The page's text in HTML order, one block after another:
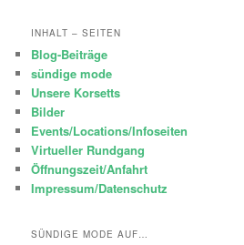
INHALT – SEITEN
Blog-Beiträge
sündige mode
Unsere Korsetts
Bilder
Events/Locations/Infoseiten
Virtueller Rundgang
Öffnungszeit/Anfahrt
Impressum/Datenschutz
SÜNDIGE MODE AUF…